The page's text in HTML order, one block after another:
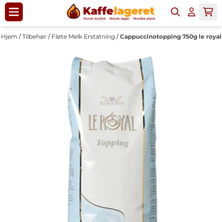
Hopp til innhold
Hjem /Tilbehør / Fløte Melk Erstatning /Cappuccinotopping 750g le royal